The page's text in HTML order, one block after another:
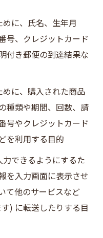
に、氏名、生年月
号、クレジットカード
付き郵便の到達結果な
に、購入された商品
種類や期間、回数、請
号やクレジットカード
を利用する目的
できるようにするた
を入力画面に表示させ
て他のサービスなど
) に転送したりする目